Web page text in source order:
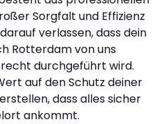
Sorgfalt und Effizienz
verlassen, dass dein
Rotterdam von uns
durchgeführt wird.
auf den Schutz deiner
dass alles sicher
ankommt.